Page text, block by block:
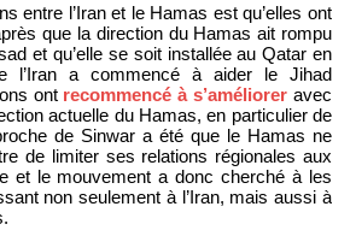
entre l’Iran et le Hamas est qu’elles ont
que la direction du Hamas ait rompu
et qu’elle se soit installée au Qatar en
l’Iran a commencé à aider le Jihad
ont recommencé à s’améliorer avec
actuelle du Hamas, en particulier de
de Sinwar a été que le Hamas ne
de limiter ses relations régionales aux
et le mouvement a donc cherché à les
non seulement à l’Iran, mais aussi à